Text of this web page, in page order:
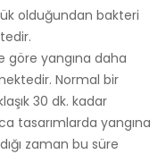
olduğundan bakteri
göre yangına daha
Normal bir
30 dk. kadar
tasarımlarda yangına
zaman bu süre